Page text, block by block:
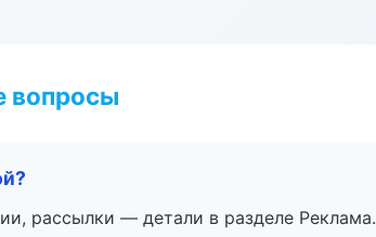
вопросы
рассылки — детали в разделе Реклама.